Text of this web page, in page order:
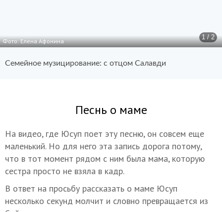
1 / 2
Фото: Елена Афонина
Семейное музицирование: с отцом Салавди
Песнь о маме
На видео, где Юсуп поет эту песню, он совсем еще
маленький. Но для него эта запись дорога потому,
что в тот момент рядом с ним была мама, которую
сестра просто не взяла в кадр.
В ответ на просьбу рассказать о маме Юсуп
несколько секунд молчит и словно превращается из